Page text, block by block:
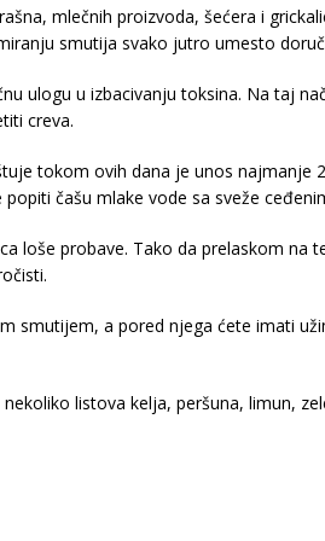
mlečnih proizvoda, šećera i
smutija svako jutro umesto
ulogu u izbacivanju toksina. Na taj
creva.
tokom ovih dana je unos najmanje
čašu mlake vode sa sveže
loše probave. Tako da prelaskom na
smutijem, a pored njega ćete imati
listova kelja, peršuna, limun,